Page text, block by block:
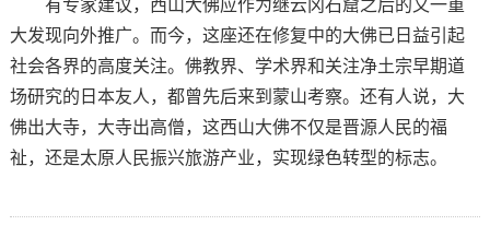
有专家建议，西山大佛应作为继云冈石窟之后的又一重
大发现向外推广。而今，这座还在修复中的大佛已日益引起
社会各界的高度关注。佛教界、学术界和关注净土宗早期道
场研究的日本友人，都曾先后来到蒙山考察。还有人说，大
佛出大寺，大寺出高僧，这西山大佛不仅是晋源人民的福
祉，还是太原人民振兴旅游产业，实现绿色转型的标志。